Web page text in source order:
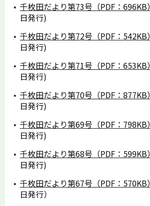
千枚田だより第73号（PDF：696KB）
日発行)
千枚田だより第72号（PDF：542KB）
日発行)
千枚田だより第71号（PDF：653KB）
日発行)
千枚田だより第70号（PDF：877KB）
日発行)
千枚田だより第69号（PDF：798KB）
日発行)
千枚田だより第68号（PDF：599KB）
日発行)
千枚田だより第67号（PDF：570KB）
日発行）